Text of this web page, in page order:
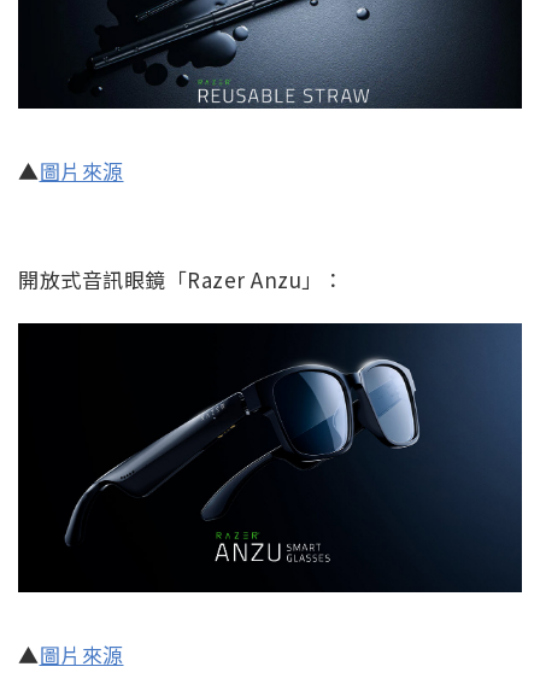
▲圖片來源
開放式音訊眼鏡「Razer Anzu」：
▲圖片來源